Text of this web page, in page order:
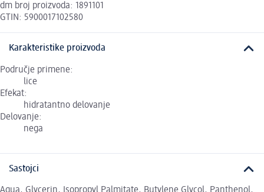
dm broj proizvoda: 1891101
GTIN: 5900017102580
Karakteristike proizvoda
Područje primene:
lice
Efekat:
hidratantno delovanje
Delovanje:
nega
Sastojci